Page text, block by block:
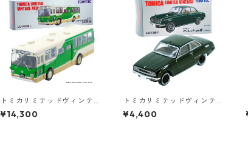
トミカリミテッドヴィンテ
ージネオ LV-N09c いすゞ B
U04型バス 東京都交通局 #1
¥14,300
トミカリミテッドヴィンテ
ージ LV-136b いすゞ ベレッ
ト 1600 GT 69年式 #36271
¥4,400